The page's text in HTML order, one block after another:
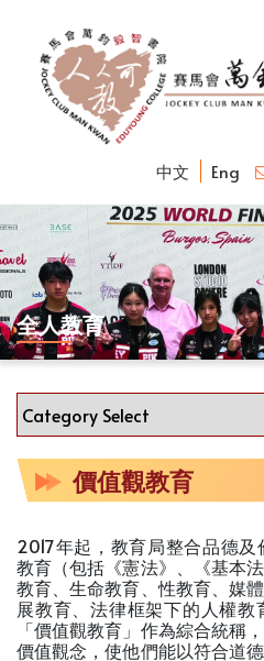
中文 Eng
全人教育
價值觀教育
2017年起，教育局整合品德
教育（包括《憲法》、《基本
教育、生命教育、性教育、媒
展教育、法律框架下的人權
「價值觀教育」作為綜合統稱
價值觀念，使他們能以符合道